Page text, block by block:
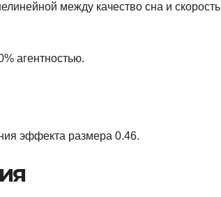
между качество сна и скорость
агентностью.
эффекта размера 0.46.